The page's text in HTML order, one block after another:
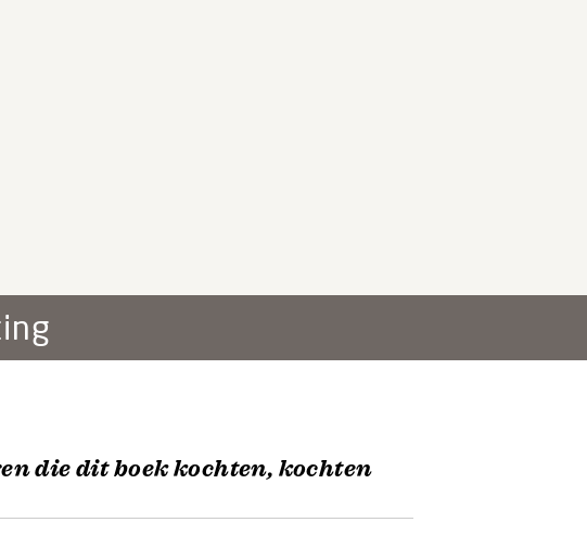
die dit boek kochten, kochten